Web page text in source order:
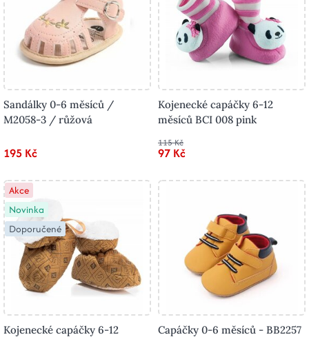
Sandálky 0-6 měsíců /
M2058-3 / růžová
195 Kč
Kojenecké capáčky 6-12
měsíců BCI 008 pink
115 Kč
97 Kč
Akce
Novinka
Doporučené
Kojenecké capáčky 6-12
Capáčky 0-6 měsíců - BB2257